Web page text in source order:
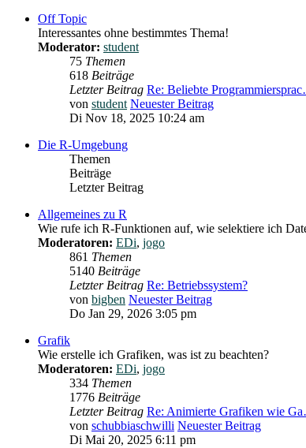
Off Topic
Interessantes ohne bestimmtes Thema!
Moderator: student
75 Themen
618 Beiträge
Letzter Beitrag Re: Beliebte
von student Neuester Beitrag
Di Nov 18, 2025 10:24 am
Die R-Umgebung
Themen
Beiträge
Letzter Beitrag
Allgemeines zu R
Wie rufe ich R-Funktionen auf, wie selektiere ich
Moderatoren: EDi, jogo
861 Themen
5140 Beiträge
Letzter Beitrag Re: Betriebssystem?
von bigben Neuester Beitrag
Do Jan 29, 2026 3:05 pm
Grafik
Wie erstelle ich Grafiken, was ist zu beachten?
Moderatoren: EDi, jogo
334 Themen
1776 Beiträge
Letzter Beitrag Re: Animierte Grafiken wie
von schubbiaschwilli Neuester Beitrag
Di Mai 20, 2025 6:11 pm